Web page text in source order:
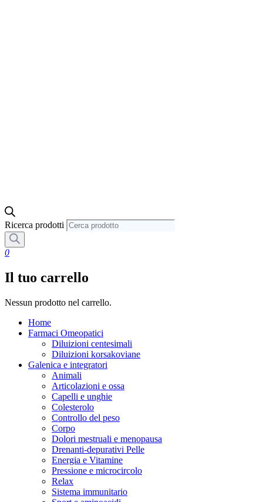
Ricerca prodotti
0
Il tuo carrello
Nessun prodotto nel carrello.
Home
Farmaci Omeopatici
Diluizioni centesimali
Diluizioni korsakoviane
Galenica e integratori
Animali
Articolazioni e ossa
Capelli e unghie
Colesterolo
Controllo del peso
Corpo
Dolori mestruali e menopausa
Drenanti-depurativi Pelle
Energia e Vitamine
Pressione e microcircolo
Relax
Sistema immunitario